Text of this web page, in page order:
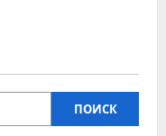
ПОИСК